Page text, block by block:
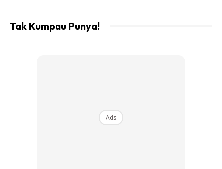
Tak Kumpau Punya!
Ads